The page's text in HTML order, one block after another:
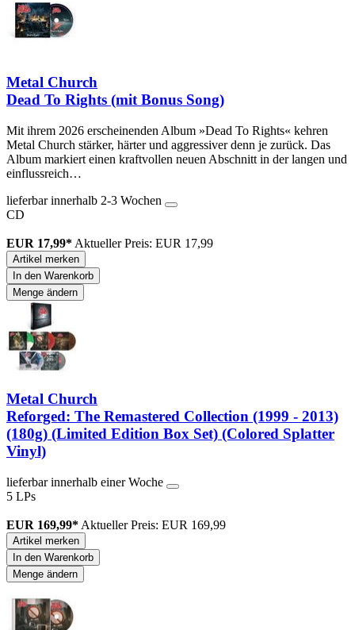
Metal Church
Dead To Rights (mit Bonus Song)
Mit ihrem 2026 erscheinenden Album »Dead To Rights« kehren
Metal Church stärker, härter und aggressiver denn je zurück. Das
Album markiert einen kraftvollen neuen Abschnitt in der langen und
einflussreich…
lieferbar innerhalb 2-3 Wochen
CD
EUR 17,99* Aktueller Preis: EUR 17,99
Artikel merken
In den Warenkorb
Menge ändern
Metal Church
Reforged: The Remastered Collection (1999 - 2013)
(180g) (Limited Edition Box Set) (Colored Splatter
Vinyl)
lieferbar innerhalb einer Woche
5 LPs
EUR 169,99* Aktueller Preis: EUR 169,99
Artikel merken
In den Warenkorb
Menge ändern